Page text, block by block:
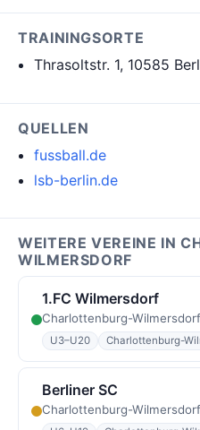
TRAININGSORTE
Thrasoltstr. 1, 10585
QUELLEN
fussball.de
lsb-berlin.de
WEITERE VEREINE IN
WILMERSDORF
1.FC Wilmersdorf
Charlottenburg-Wilmersdorf
U3–U20 Charlottenburg-
Berliner SC
Charlottenburg-Wilmersdorf